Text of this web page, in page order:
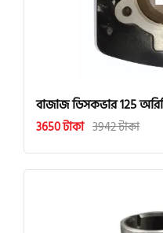
বাজাজ ডিসকভার 125
3650 টাকা 3942 টাকা